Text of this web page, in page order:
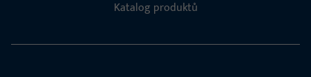
Katalog produktů